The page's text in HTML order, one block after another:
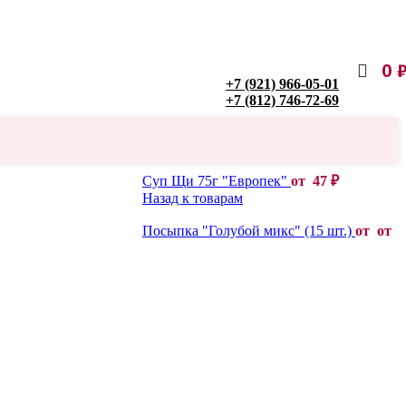
+7 (921) 966-05-01
+7 (812) 746-72-69
0
Суп Щи 75г "Европек" от 47 ₽
Назад к товарам
Посыпка "Голубой микс" (15 шт.) от от